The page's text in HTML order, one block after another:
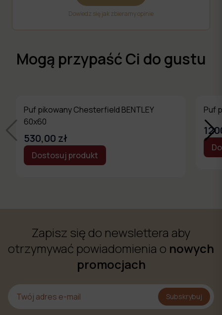
Dowiedz się jak zbieramy opinie
Mogą przypaść Ci do gustu
Puf pikowany Chesterfield BENTLEY
60x60
530,00 zł
Dostosuj produkt
Puf
Zapisz się do newslettera aby
otrzymywać powiadomienia o nowych
promocjach
Subskrybuj